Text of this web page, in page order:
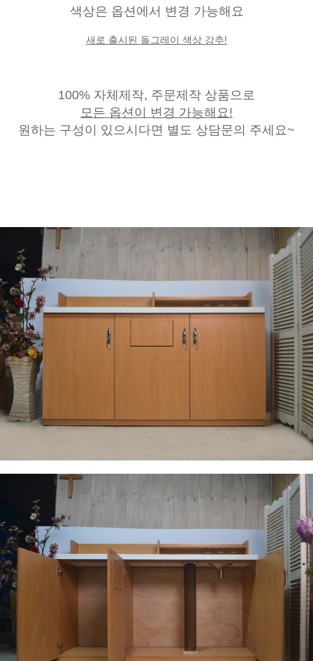
색상은 옵션에서 변경 가능해요
새로 출시된 돌그레이 색상 강추!
100% 자체제작, 주문제작 상품으로
모든 옵션이 변경 가능해요!
원하는 구성이 있으시다면 별도 상담문의 주세요~